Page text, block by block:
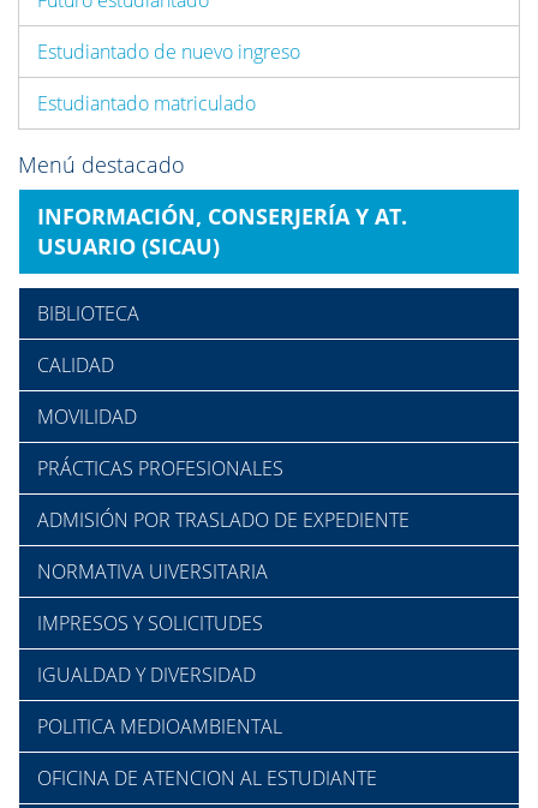
Estudiantado de nuevo ingreso
Estudiantado matriculado
Menú destacado
INFORMACIÓN, CONSERJERÍA Y AT.
USUARIO (SICAU)
BIBLIOTECA
CALIDAD
MOVILIDAD
PRÁCTICAS PROFESIONALES
ADMISIÓN POR TRASLADO DE EXPEDIENTE
NORMATIVA UIVERSITARIA
IMPRESOS Y SOLICITUDES
IGUALDAD Y DIVERSIDAD
POLITICA MEDIOAMBIENTAL
OFICINA DE ATENCION AL ESTUDIANTE